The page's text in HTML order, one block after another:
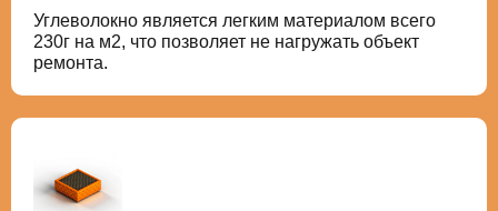
Углеволокно является легким материалом всего
230г на м2, что позволяет не нагружать объект
ремонта.